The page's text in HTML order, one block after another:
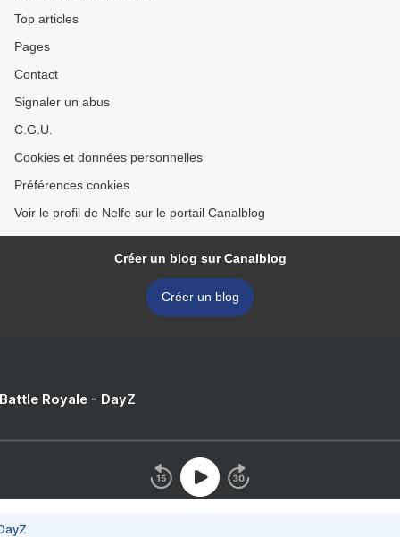
Top articles
Pages
Contact
Signaler un abus
C.G.U.
Cookies et données personnelles
Préférences cookies
Voir le profil de Nelfe sur le portail Canalblog
Créer un blog sur Canalblog
Créer un blog
Royale - DayZ